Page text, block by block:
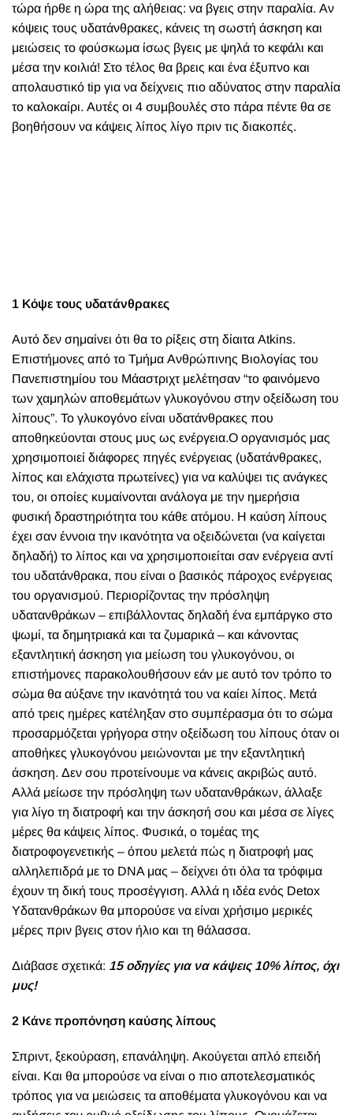
τώρα ήρθε η ώρα της αλήθειας: να βγεις στην παραλία. Αν
κόψεις τους υδατάνθρακες, κάνεις τη σωστή άσκηση και
μειώσεις το φούσκωμα ίσως βγεις με ψηλά το κεφάλι και
μέσα την κοιλιά! Στο τέλος θα βρεις και ένα έξυπνο και
απολαυστικό tip για να δείχνεις πιο αδύνατος στην παραλία
το καλοκαίρι. Αυτές οι 4 συμβουλές στο πάρα πέντε θα σε
βοηθήσουν να κάψεις λίπος λίγο πριν τις διακοπές.
1 Κόψε τους υδατάνθρακες
Αυτό δεν σημαίνει ότι θα το ρίξεις στη δίαιτα Atkins.
Επιστήμονες από το Τμήμα Ανθρώπινης Βιολογίας του
Πανεπιστημίου του Μάαστριχτ μελέτησαν “το φαινόμενο
των χαμηλών αποθεμάτων γλυκογόνου στην οξείδωση του
λίπους”. Το γλυκογόνο είναι υδατάνθρακες που
αποθηκεύονται στους μυς ως ενέργεια.Ο οργανισμός μας
χρησιμοποιεί διάφορες πηγές ενέργειας (υδατάνθρακες,
λίπος και ελάχιστα πρωτείνες) για να καλύψει τις ανάγκες
του, οι οποίες κυμαίνονται ανάλογα με την ημερήσια
φυσική δραστηριότητα του κάθε ατόμου. Η καύση λίπους
έχει σαν έννοια την ικανότητα να οξειδώνεται (να καίγεται
δηλαδή) το λίπος και να χρησιμοποιείται σαν ενέργεια αντί
του υδατάνθρακα, που είναι ο βασικός πάροχος ενέργειας
του οργανισμού. Περιορίζοντας την πρόσληψη
υδατανθράκων – επιβάλλοντας δηλαδή ένα εμπάργκο στο
ψωμί, τα δημητριακά και τα ζυμαρικά – και κάνοντας
εξαντλητική άσκηση για μείωση του γλυκογόνου, οι
επιστήμονες παρακολουθήσουν εάν με αυτό τον τρόπο το
σώμα θα αύξανε την ικανότητά του να καίει λίπος. Μετά
από τρεις ημέρες κατέληξαν στο συμπέρασμα ότι το σώμα
προσαρμόζεται γρήγορα στην οξείδωση του λίπους όταν οι
αποθήκες γλυκογόνου μειώνονται με την εξαντλητική
άσκηση. Δεν σου προτείνουμε να κάνεις ακριβώς αυτό.
Αλλά μείωσε την πρόσληψη των υδατανθράκων, άλλαξε
για λίγο τη διατροφή και την άσκησή σου και μέσα σε λίγες
μέρες θα κάψεις λίπος. Φυσικά, ο τομέας της
διατροφογενετικής – όπου μελετά πώς η διατροφή μας
αλληλεπιδρά με το DNA μας – δείχνει ότι όλα τα τρόφιμα
έχουν τη δική τους προσέγγιση. Αλλά η ιδέα ενός Detox
Υδατανθράκων θα μπορούσε να είναι χρήσιμο μερικές
μέρες πριν βγεις στον ήλιο και τη θάλασσα.
Διάβασε σχετικά: 15 οδηγίες για να κάψεις 10% λίπος, όχι
μυς!
2 Κάνε προπόνηση καύσης λίπους
Σπριντ, ξεκούραση, επανάληψη. Ακούγεται απλό επειδή
είναι. Και θα μπορούσε να είναι ο πιο αποτελεσματικός
τρόπος για να μειώσεις τα αποθέματα γλυκογόνου και να